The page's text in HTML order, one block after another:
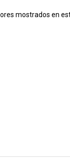
mostrados en